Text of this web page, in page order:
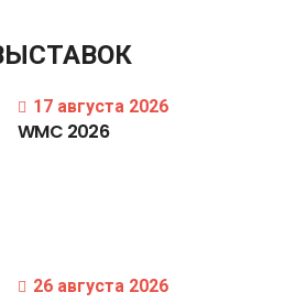
17 августа 2026
WMC 2026
26 августа 2026